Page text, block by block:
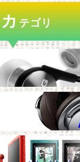
カテゴリ